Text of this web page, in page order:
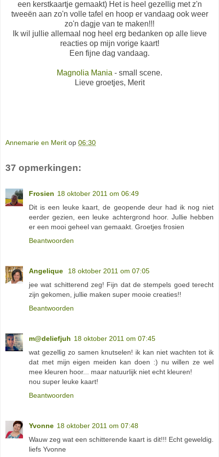
een kerstkaartje gemaakt) Het is heel gezellig met z'n
tweeën aan zo'n volle tafel en hoop er vandaag ook weer
zo'n dagje van te maken!!!
Ik wil jullie allemaal nog heel erg bedanken op alle lieve
reacties op mijn vorige kaart!
Een fijne dag vandaag.
Magnolia Mania - small scene.
Lieve groetjes, Merit
Annemarie en Merit op 06:30
37 opmerkingen:
Frosien 18 oktober 2011 om 06:49
Dit is een leuke kaart, de geopende deur had ik nog niet
eerder gezien, een leuke achtergrond hoor. Jullie hebben
er een mooi geheel van gemaakt. Groetjes frosien
Beantwoorden
Angelique
18 oktober 2011 om 07:05
jee wat schitterend zeg! Fijn dat de stempels goed terecht
zijn gekomen, jullie maken super mooie creaties!!
Beantwoorden
m@deliefjuh 18 oktober 2011 om 07:45
wat gezellig zo samen knutselen! ik kan niet wachten tot ik
dat met mijn eigen meiden kan doen :) nu willen ze wel
mee kleuren hoor... maar natuurlijk niet echt kleuren!
nou super leuke kaart!
Beantwoorden
Yvonne 18 oktober 2011 om 07:48
Wauw zeg wat een schitterende kaart is dit!!! Echt geweldig.
liefs Yvonne